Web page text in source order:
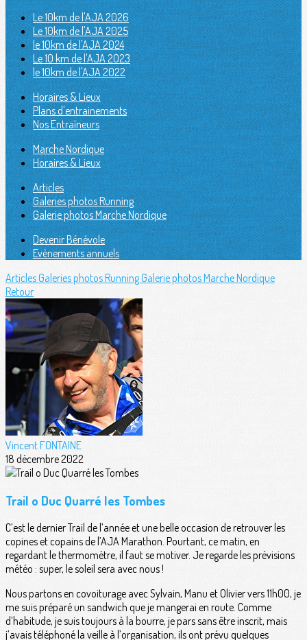
Le 10km de l'AJA 2026
Le 10km de l'AJA 2025
le 10km de l'AJA 2024
Le 10 km de l'AJA 2023
le 10km de l'AJA 2022
Horaires & Lieux
Plans d'entrainements
Nos Entraîneurs
Marche Nordique
Horaires & Lieux
Articles
Galeries photos Running
Galerie photos Marche Nordique
Devenir Bénévole
Evènements annuels
ArticlesGaleries photos RunningGalerie photos Marche Nordique
Retour
Vincent FONTAINE
18 décembre 2022
Trail o Duc Quarré les Tombes
C’est le dernier Trail de l’année et une belle occasion de retrouver les
copines et copains de l’AJA Marathon. Pourtant, ce matin, en
regardant le thermomètre, il faut se motiver. Je regarde les prévisions
météo : super, le soleil sera avec nous !
Nous partons en covoiturage avec Sylvain, Manu et Olivier vers 11h00, je
me suis préparé un sandwich que je mangerai en route. Comme
d’habitude, je suis toujours à la bourre, je pars sans être inscrit, mais
j’avais téléphoné la veille à l’organisation, ils ont prévu quelques